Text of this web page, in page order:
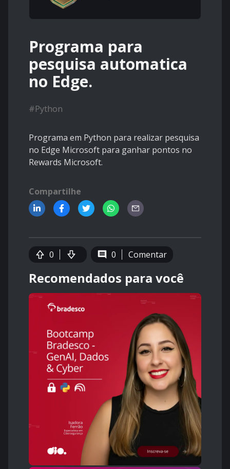
Programa para
pesquisa automatica
no Edge.
#Python
Programa em Python para realizar pesquisa
no Edge Microsoft para ganhar pontos no
Rewards Microsoft.
Compartilhe
0 0 Comentar
Recomendados para você